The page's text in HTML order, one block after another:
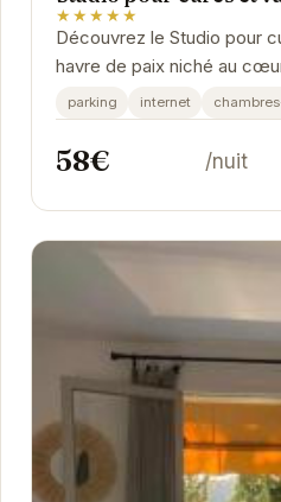
★★★★★
Découvrez le Studio pour
havre de paix niché au
Profitez d'un séjour
parking internet
58€ /nuit